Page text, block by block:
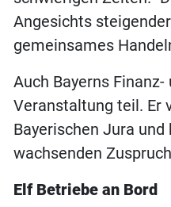
Angesichts
gemeinsames
Auch Bayerns
Veranstaltung teil. Er
Bayerischen Jura
wachsenden
Elf Betriebe an Bord